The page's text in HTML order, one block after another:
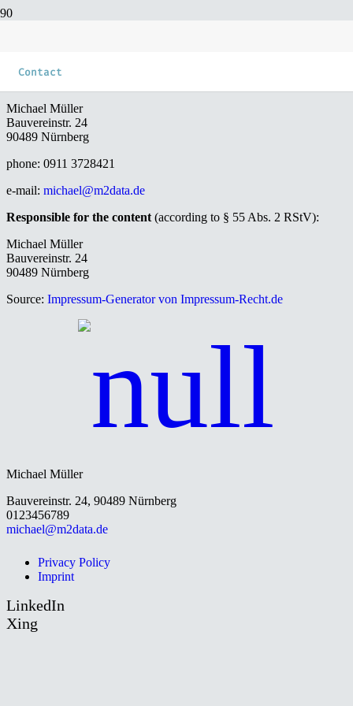
Contact
Imprint
Michael Müller
Bauvereinstr. 24
90489 Nürnberg
phone: 0911 3728421
e-mail: michael@m2data.de
Responsible for the content (according to § 55 Abs. 2 RStV):
Michael Müller
Bauvereinstr. 24
90489 Nürnberg
Source: Impressum-Generator von Impressum-Recht.de
Michael Müller
Bauvereinstr. 24, 90489 Nürnberg
0123456789
michael@m2data.de
Privacy Policy
Imprint
LinkedIn
Xing